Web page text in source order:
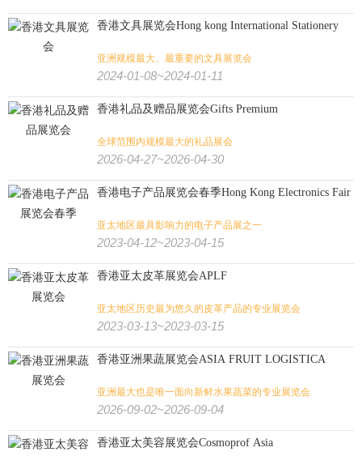
香港文具展览会Hong kong International Stationery
亚洲规模最大、最重要的文具展览会
2024-01-08~2024-01-11
香港礼品及赠品展览会Gifts Premium
全球范围内规模最大的礼品展会
2026-04-27~2026-04-30
香港电子产品展览会春季Hong Kong Electronics Fair
亚太地区最具影响力的电子产品展之一
2023-04-12~2023-04-15
香港亚太皮革展览会APLF
亚太地区历史最为悠久的皮革产品的专业展览会
2023-03-13~2023-03-15
香港亚洲果蔬展览会ASIA FRUIT LOGISTICA
亚洲最大也是唯一面向新鲜水果蔬菜的专业展览会
2026-09-02~2026-09-04
香港亚太美容展览会Cosmoprof Asia